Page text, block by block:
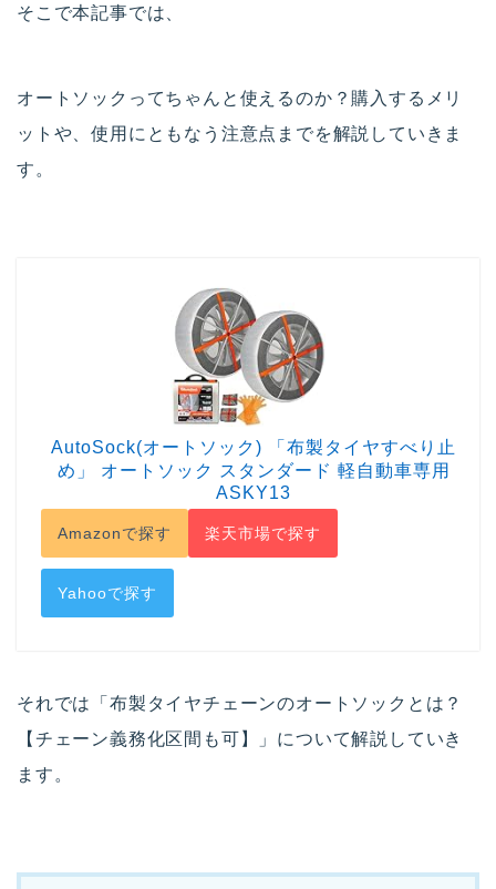
そこで本記事では、
オートソックってちゃんと使えるのか？購入するメリ
ットや、使用にともなう注意点までを解説していきま
す。
AutoSock(オートソック) 「布製タイヤすべり止
め」 オートソック スタンダード 軽自動車専用
ASKY13
Amazonで探す 楽天市場で探す
Yahooで探す
それでは「布製タイヤチェーンのオートソックとは？
【チェーン義務化区間も可】」について解説していき
ます。